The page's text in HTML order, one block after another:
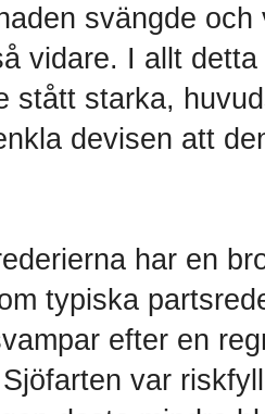
svängde
vidare. I allt
stått starka,
devisen att
har en
typiska
efter en
var